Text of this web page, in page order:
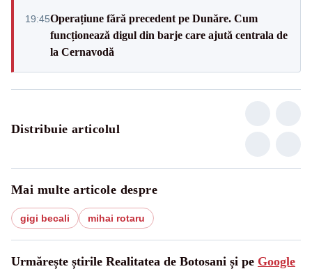
19:45Operațiune fără precedent pe Dunăre. Cum
funcționează digul din barje care ajută centrala de
la Cernavodă
Distribuie articolul
Mai multe articole despre
gigi becali mihai rotaru
Urmărește știrile Realitatea de Botosani și pe Google